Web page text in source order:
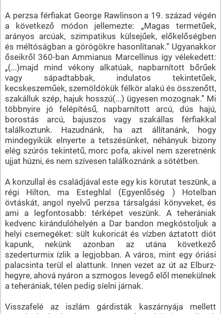
A perzsa férfiakat George Rawlinson a 19. század végén
a következő módon jellemezte: „Magas termetűek,
arányos arcúak, szimpatikus külsejűek, előkelőségben
és méltóságban a görögökre hasonlítanak.” Ugyanakkor
őseikről 360-ban Ammianus Marcellinus így vélekedett:
„(...)majd mind vékony alkatúak, napbarnított bőrűek
vagy sápadtabbak, indulatos tekintetűek,
kecskeszeműek, szemöldökük félkör alakú és összenőtt,
szakálluk szép, hajuk hosszú(...) ügyesen mozognak.” Mi
többnyire jó felépítésű, napbarnított arcú, dús hajú,
borostás arcú, bajuszos vagy szakállas férfiakkal
találkoztunk. Hazudnánk, ha azt állítanánk, hogy
mindegyikük elnyerte a tetszésünket, néhányuk bizony
elég szúrós tekintetű, morc pofa, akivel nem szeretnénk
ujjat húzni, és nem szívesen találkoznánk a sötétben.
A konzullal és családjával este egy kis körutat teszünk, a
régi Hilton, ma Esteghlal (Egyenlőség ) Hotelban
övtáskát, angol nyelvű perzsa társalgási könyveket, és
ami a legfontosabb: térképet veszünk. A teherániak
kedvenc kirándulóhelyén a Dar bandon megkóstoljuk a
helyi csemegéket: sült kukoricát és vízben áztatott diót
kapunk, nekünk azonban az utána következő
szederturmix ízlik a legjobban. A város, mint egy óriási
palacsinta terül el alattunk. Innen vezet az út az Elburz-
hegyre, ahová nyáron a szmogos levegő elől menekülnek
a teherániak, télen pedig síelni járnak.
Visszafelé az iszlám gárdisták kaszárnyája mellett